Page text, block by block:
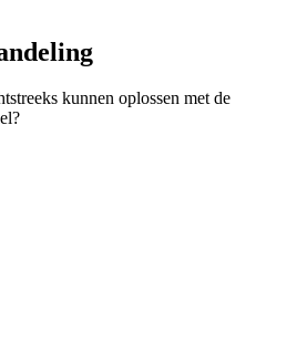
kunnen oplossen met de